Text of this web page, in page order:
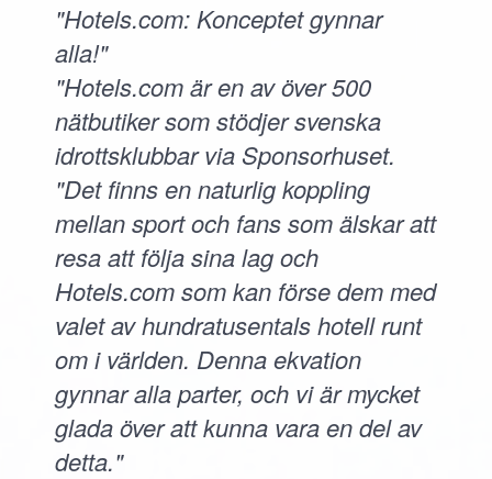
"Hotels.com: Konceptet gynnar
alla!"
"Hotels.com är en av över 500
nätbutiker som stödjer svenska
idrottsklubbar via Sponsorhuset.
"Det finns en naturlig koppling
mellan sport och fans som älskar att
resa att följa sina lag och
Hotels.com som kan förse dem med
valet av hundratusentals hotell runt
om i världen. Denna ekvation
gynnar alla parter, och vi är mycket
glada över att kunna vara en del av
detta."